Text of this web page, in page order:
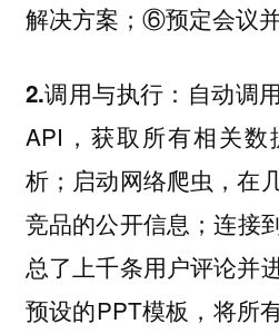
解决方案；⑥预定会议并
2.调用与执行： 自动调
API，获取所有相关
析；启动网络爬虫，在
竞品的公开信息；连接
总了上千条用户评论并
预设的PPT模板，将所